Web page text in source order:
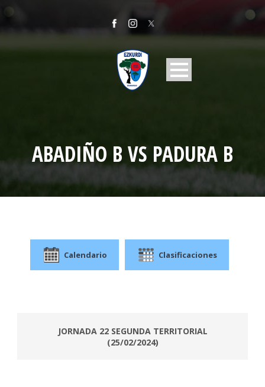
ABADIÑO B VS PADURA B
Calendario Clasificaciones
JORNADA 22 SEGUNDA TERRITORIAL
(25/02/2024)